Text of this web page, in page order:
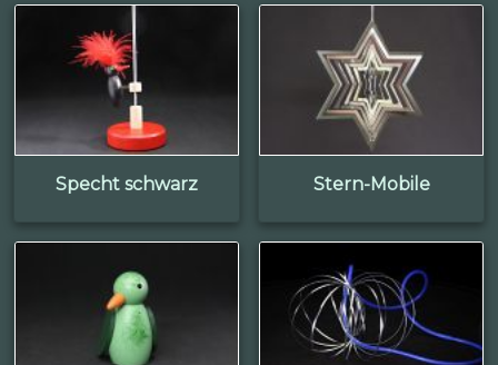
Specht schwarz Stern-Mobile